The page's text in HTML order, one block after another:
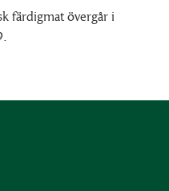
färdigmat övergår i